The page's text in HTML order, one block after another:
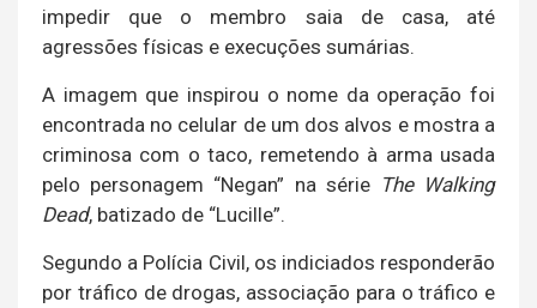
impedir que o membro saia de casa, até
agressões físicas e execuções sumárias.
A imagem que inspirou o nome da operação foi
encontrada no celular de um dos alvos e mostra a
criminosa com o taco, remetendo à arma usada
pelo personagem “Negan” na série The Walking
Dead, batizado de “Lucille”.
Segundo a Polícia Civil, os indiciados responderão
por tráfico de drogas, associação para o tráfico e